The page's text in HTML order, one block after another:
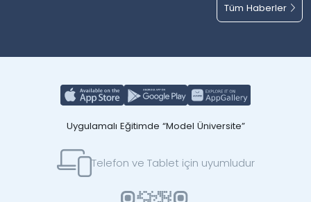
Tüm Haberler
Uygulamalı Eğitimde “Model Üniversite”
Telefon ve Tablet için uyumludur